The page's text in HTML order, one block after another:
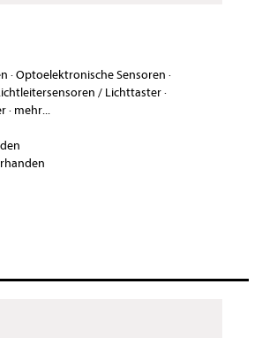
·Optoelektronische Sensoren ·
/ Lichttaster·
· mehr...